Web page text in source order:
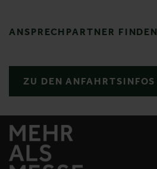
ANSPRECHPARTNER FINDEN
ZU DEN ANFAHRTSINFOS